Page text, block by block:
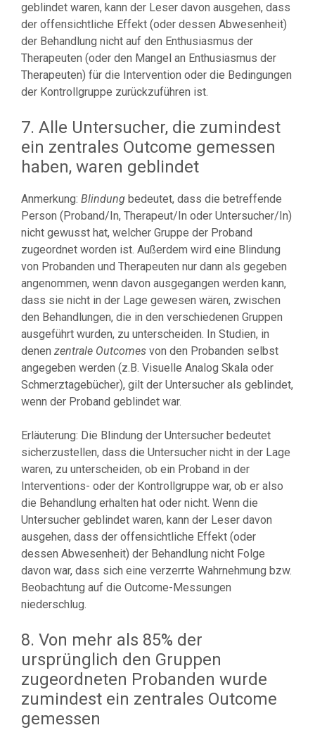
geblindet waren, kann der Leser davon ausgehen, dass
der offensichtliche Effekt (oder dessen Abwesenheit)
der Behandlung nicht auf den Enthusiasmus der
Therapeuten (oder den Mangel an Enthusiasmus der
Therapeuten) für die Intervention oder die Bedingungen
der Kontrollgruppe zurückzuführen ist.
7. Alle Untersucher, die zumindest
ein zentrales Outcome gemessen
haben, waren geblindet
Anmerkung: Blindung bedeutet, dass die betreffende
Person (Proband/In, Therapeut/In oder Untersucher/In)
nicht gewusst hat, welcher Gruppe der Proband
zugeordnet worden ist. Außerdem wird eine Blindung
von Probanden und Therapeuten nur dann als gegeben
angenommen, wenn davon ausgegangen werden kann,
dass sie nicht in der Lage gewesen wären, zwischen
den Behandlungen, die in den verschiedenen Gruppen
ausgeführt wurden, zu unterscheiden. In Studien, in
denen zentrale Outcomes von den Probanden selbst
angegeben werden (z.B. Visuelle Analog Skala oder
Schmerztagebücher), gilt der Untersucher als geblindet,
wenn der Proband geblindet war.
Erläuterung: Die Blindung der Untersucher bedeutet
sicherzustellen, dass die Untersucher nicht in der Lage
waren, zu unterscheiden, ob ein Proband in der
Interventions- oder der Kontrollgruppe war, ob er also
die Behandlung erhalten hat oder nicht. Wenn die
Untersucher geblindet waren, kann der Leser davon
ausgehen, dass der offensichtliche Effekt (oder
dessen Abwesenheit) der Behandlung nicht Folge
davon war, dass sich eine verzerrte Wahrnehmung bzw.
Beobachtung auf die Outcome-Messungen
niederschlug.
8. Von mehr als 85% der
ursprünglich den Gruppen
zugeordneten Probanden wurde
zumindest ein zentrales Outcome
gemessen